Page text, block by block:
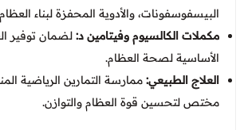
البيسفوسفونات، والأدوية المحفزة لبناء العظام،
مكملات الكالسيوم وفيتامين د:لضمان توفير
الأساسية لصحة العظام.
العلاج الطبيعي:ممارسة التمارين الرياضية
مختص لتحسين قوة العظام والتوازن.